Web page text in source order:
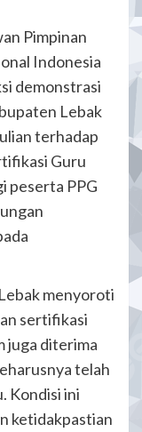
Pimpinan
Indonesia
demonstrasi
Lebak
terhadap
Guru
peserta PPG
menyoroti
sertifikasi
juga diterima
telah
Kondisi ini
ketidakpastian